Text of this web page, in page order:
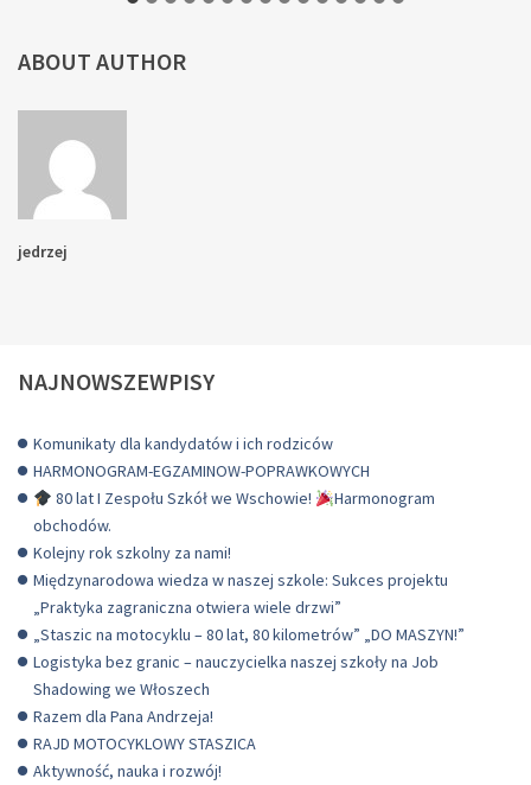
ABOUT AUTHOR
jedrzej
NAJNOWSZEWPISY
Komunikaty dla kandydatów i ich rodziców
HARMONOGRAM-EGZAMINOW-POPRAWKOWYCH
80 lat I Zespołu Szkół we Wschowie!
Harmonogram
obchodów.
Kolejny rok szkolny za nami!
Międzynarodowa wiedza w naszej szkole: Sukces projektu
„Praktyka zagraniczna otwiera wiele drzwi”
„Staszic na motocyklu – 80 lat, 80 kilometrów” „DO MASZYN!”
Logistyka bez granic – nauczycielka naszej szkoły na Job
Shadowing we Włoszech
Razem dla Pana Andrzeja!
RAJD MOTOCYKLOWY STASZICA
Aktywność, nauka i rozwój!